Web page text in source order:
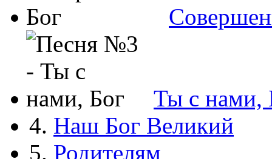
Ты с нами,
4. Наш Бог Великий
5. Родителям